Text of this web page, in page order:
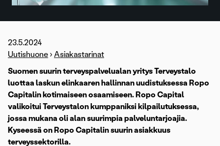
23.5.2024
Uutishuone › Asiakastarinat
Suomen suurin terveyspalvelualan yritys Terveystalo
luottaa laskun elinkaaren hallinnan uudistuksessa Ropo
Capitalin kotimaiseen osaamiseen. Ropo Capital
valikoitui Terveystalon kumppaniksi kilpailutuksessa,
jossa mukana oli alan suurimpia palveluntarjoajia.
Kyseessä on Ropo Capitalin suurin asiakkuus
terveyssektorilla.